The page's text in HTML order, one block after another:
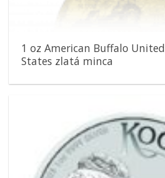
1 oz American Buffalo United
States zlatá minca